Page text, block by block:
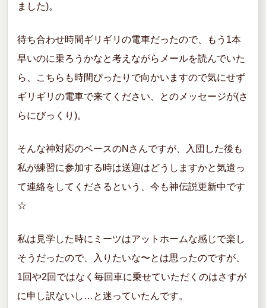
ました)。
待ち合わせ時間ギリギリの電車だったので、もう1本
早いのに乗ろうかなと考えながらメールを読んでいた
ら、こちらも時間ぴったりで向かいますので気にせず
ギリギリの電車で来てください、とのメッセージが(さ
らにびっくり)。
そんな神対応のベースのNさんですが、入団した後も
私が練習に参加する時は送迎はどうしますかと気遣っ
て連絡をしてくださるという、今も神伝説更新中です
☆
私は見学した時にミーツはアットホームな感じで楽し
そうだったので、入りたいな〜とは思ったのですが、
1回や2回ではなく毎回車に乗せていただくのはさすが
に申し訳ないし…と迷っていたんです。